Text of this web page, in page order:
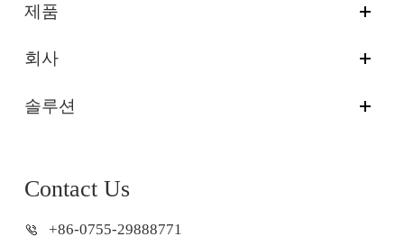
제품
회사
솔루션
Contact Us
+86-0755-29888771